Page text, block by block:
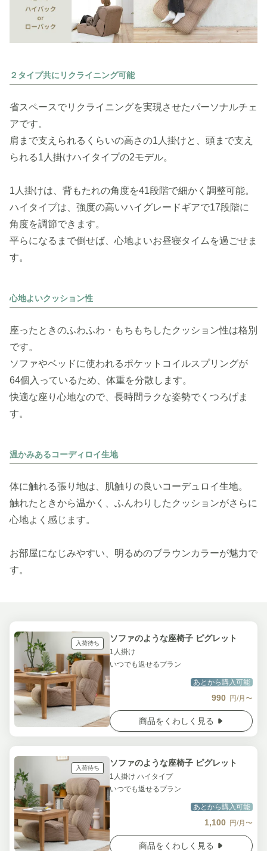
２タイプ共にリクライニング可能
省スペースでリクライニングを実現させたパーソナルチェ
アです。
肩まで支えられるくらいの高さの1人掛けと、頭まで支え
られる1人掛けハイタイプの2モデル。
1人掛けは、背もたれの角度を41段階で細かく調整可能。
ハイタイプは、強度の高いハイグレードギアで17段階に
角度を調節できます。
平らになるまで倒せば、心地よいお昼寝タイムを過ごせま
す。
心地よいクッション性
座ったときのふわふわ・もちもちしたクッション性は格別
です。
ソファやベッドに使われるポケットコイルスプリングが
64個入っているため、体重を分散します。
快適な座り心地なので、長時間ラクな姿勢でくつろげま
す。
温かみあるコーディロイ生地
体に触れる張り地は、肌触りの良いコーデュロイ生地。
触れたときから温かく、ふんわりしたクッションがさらに
心地よく感じます。
お部屋になじみやすい、明るめのブラウンカラーが魅力で
す。
入荷待ち ソファのような座椅子 ピグレット
1人掛け
いつでも返せるプラン
あとから購入可能
990 円/月〜
商品をくわしく見る
入荷待ち ソファのような座椅子 ピグレット
1人掛け ハイタイプ
いつでも返せるプラン
あとから購入可能
1,100 円/月〜
商品をくわしく見る